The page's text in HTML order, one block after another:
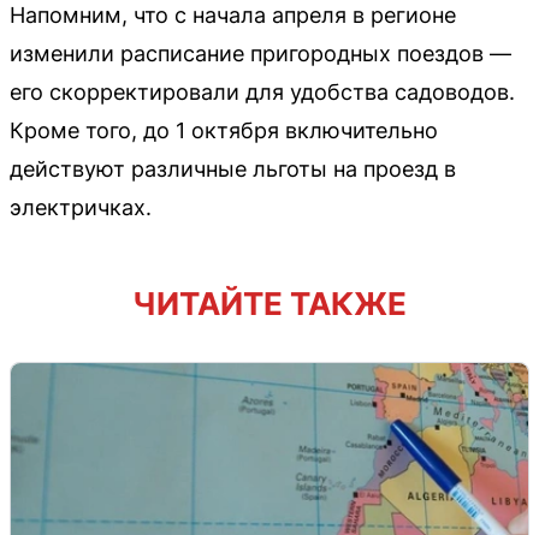
Напомним, что с начала апреля в регионе
изменили расписание пригородных поездов —
его скорректировали для удобства садоводов.
Кроме того, до 1 октября включительно
действуют различные льготы на проезд в
электричках.
ЧИТАЙТЕ ТАКЖЕ